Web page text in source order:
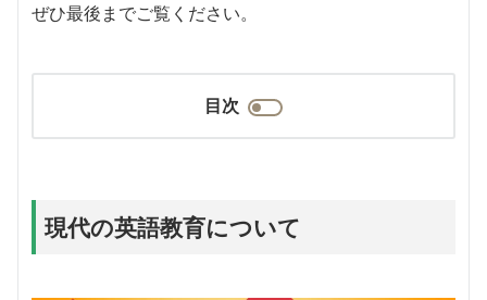
ぜひ最後までご覧ください。
目次
現代の英語教育について